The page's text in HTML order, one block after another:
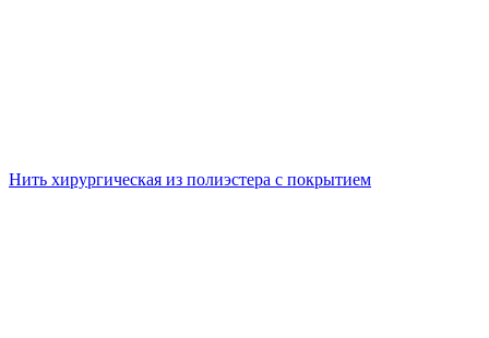
Нить хирургическая из полиэстера с покрытием